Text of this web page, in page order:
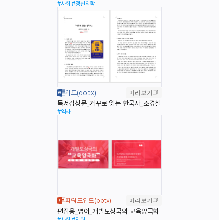
#사회 #정신의학
미리보기
독서감상문_거꾸로 읽는 한국사_조경철
#역사
미리보기
편집용_영어_개발도상국의 교육양극화